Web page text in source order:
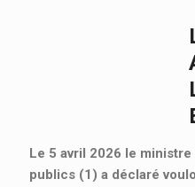
Le 5 avril 2026 le
publics (1) a déclaré